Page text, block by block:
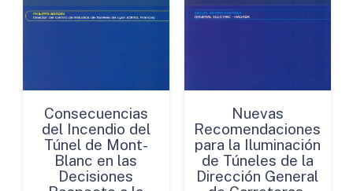
Consecuencias
del Incendio del
Túnel de Mont-
Blanc en las
Decisiones
Nuevas
Recomendaciones
para la Iluminación
de Túneles de la
Dirección General